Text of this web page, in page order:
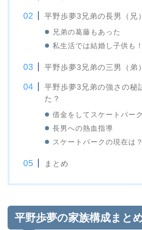
平野歩夢3兄弟の長男（兄
兄弟の葛藤もあった
私生活では結婚し子供も！
平野歩夢3兄弟の三男（弟
平野歩夢3兄弟の強さの秘
た？
借金をしてスケートパー
長男への熱血指導
スケートパークの現在は？
まとめ
平野歩夢の家族構成まと